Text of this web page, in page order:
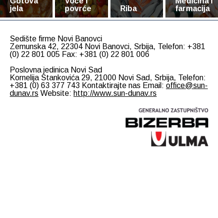
jela
povrće
Riba
farmacija
Sedište firme Novi Banovci
Zemunska 42, 22304 Novi Banovci, Srbija, Telefon: +381
(0) 22 801 005 Fax: +381 (0) 22 801 006
Poslovna jedinica Novi Sad
Kornelija Stankovića 29, 21000 Novi Sad, Srbija, Telefon:
+381 (0) 63 377 743 Kontaktirajte nas Email: office@sun-
dunav.rs Website: http://www.sun-dunav.rs